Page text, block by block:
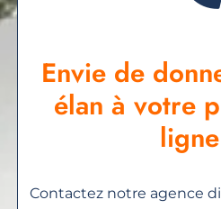
Envie de
élan à votre
Contactez notre agence